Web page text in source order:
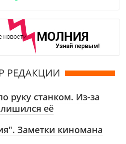
РЕДАКЦИИ
руку станком. Из-за
её
Заметки киномана